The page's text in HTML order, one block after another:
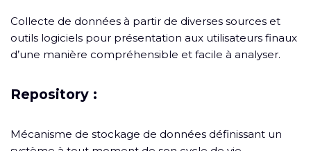
Collecte de données à partir de diverses sources et
outils logiciels pour présentation aux utilisateurs finaux
d’une manière compréhensible et facile à analyser.
Repository :
Mécanisme de stockage de données définissant un